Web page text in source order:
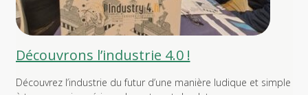
Découvrons l’industrie 4.0 !
Découvrez l’industrie du futur d’une manière ludique et simple